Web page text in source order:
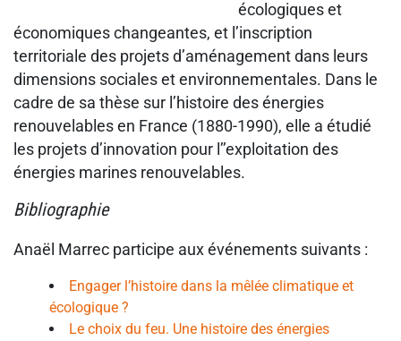
écologiques et
économiques changeantes, et l’inscription
territoriale des projets d’aménagement dans leurs
dimensions sociales et environnementales. Dans le
cadre de sa thèse sur l’histoire des énergies
renouvelables en France (1880-1990), elle a étudié
les projets d’innovation pour l’’exploitation des
énergies marines renouvelables.
Bibliographie
Anaël Marrec participe aux événements suivants :
Engager l’histoire dans la mêlée climatique et
écologique ?
Le choix du feu. Une histoire des énergies